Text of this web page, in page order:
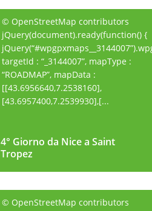
4° Giorno da Nice a Saint
Tropez
© OpenStreetMap contributors
jQuery(document).ready(function() {
targetId : “_3144007”, mapType :
“ROADMAP”, mapData :
[[43.6956640,7.2538160],
[43.6957400,7.2539930],[...
4° Giorno da Nice a Saint
Tropez
© OpenStreetMap contributors